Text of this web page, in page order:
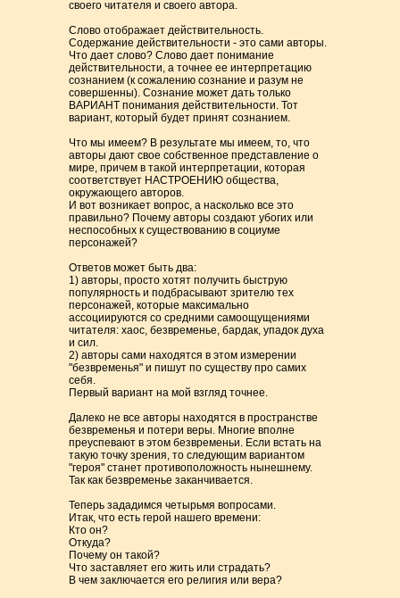
своего читателя и своего автора.
Слово отображает действительность.
Содержание действительности - это сами авторы.
Что дает слово? Слово дает понимание
действительности, а точнее ее интерпретацию
сознанием (к сожалению сознание и разум не
совершенны). Сознание может дать только
ВАРИАНТ понимания действительности. Тот
вариант, который будет принят сознанием.
Что мы имеем? В результате мы имеем, то, что
авторы дают свое собственное представление о
мире, причем в такой интерпретации, которая
соответствует НАСТРОЕНИЮ общества,
окружающего авторов.
И вот возникает вопрос, а насколько все это
правильно? Почему авторы создают убогих или
неспособных к существованию в социуме
персонажей?
Ответов может быть два:
1) авторы, просто хотят получить быструю
популярность и подбрасывают зрителю тех
персонажей, которые максимально
ассоциируются со средними самоощущениями
читателя: хаос, безвременье, бардак, упадок духа
и сил.
2) авторы сами находятся в этом измерении
"безвременья" и пишут по существу про самих
себя.
Первый вариант на мой взгляд точнее.
Далеко не все авторы находятся в пространстве
безвременья и потери веры. Многие вполне
преуспевают в этом безвременьи. Если встать на
такую точку зрения, то следующим вариантом
"героя" станет противоположность нынешнему.
Так как безвременье заканчивается.
Теперь зададимся четырьмя вопросами.
Итак, что есть герой нашего времени:
Кто он?
Откуда?
Почему он такой?
Что заставляет его жить или страдать?
В чем заключается его религия или вера?